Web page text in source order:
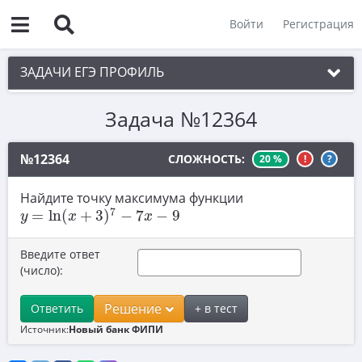
Войти Регистрация
ЗАДАЧИ ЕГЭ ПРОФИЛЬ
1. Планиметрия
2. Векторы
3. Стереометрия
4. Классическое определение вероятности
5. Теория вероятностей
6. Уравнения
7. Нахождение значений выражений
8. Производная
Задача №12364
№12364 СЛОЖНОСТЬ: 20 % ! ?
Найдите точку максимума функции
y = ln(x + 3)7 − 7x − 9
y=ln(x+ 3)7−7x−9
Введите ответ
(число):
Ответить Решение + в тест
Источник:Новый банк ФИПИ